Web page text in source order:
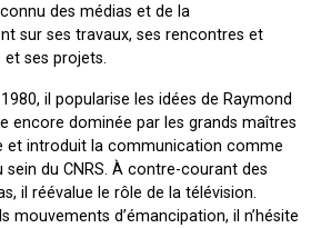
des médias et de la
sur ses travaux, ses rencontres et
ses projets.
il popularise les idées de Raymond
encore dominée par les grands maîtres
et introduit la communication comme
du CNRS. À contre-courant des
il réévalue le rôle de la télévision.
mouvements d’émancipation, il n’hésite